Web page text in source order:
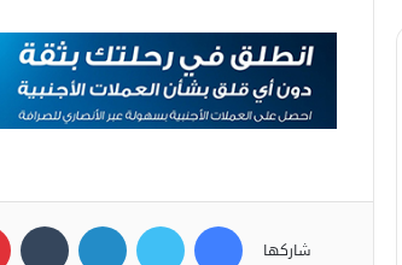
شاركها
فيسبوك تويتر لينكدإن